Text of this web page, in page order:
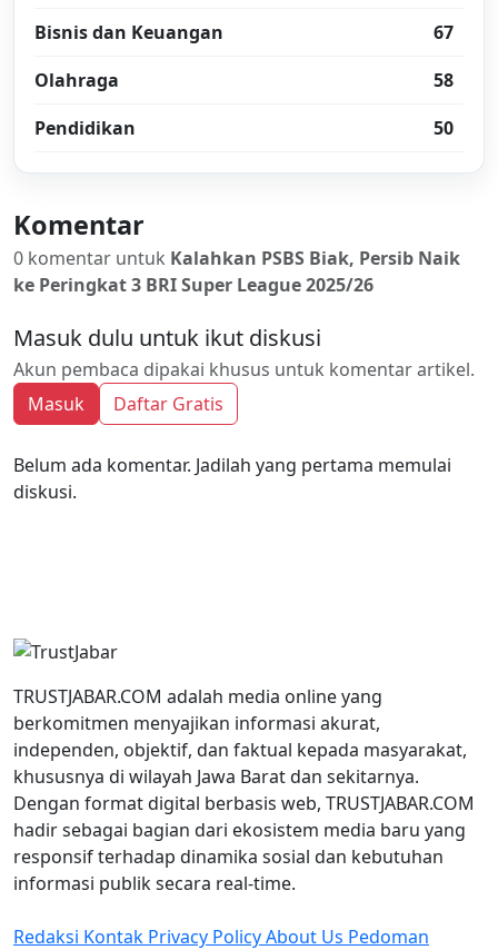
Bisnis dan Keuangan
67
Olahraga
58
Pendidikan
50
Komentar
0 komentar untuk Kalahkan PSBS Biak, Persib Naik
ke Peringkat 3 BRI Super League 2025/26
Masuk dulu untuk ikut diskusi
Akun pembaca dipakai khusus untuk komentar artikel.
Masuk
Daftar Gratis
Belum ada komentar. Jadilah yang pertama memulai
diskusi.
TRUSTJABAR.COM adalah media online yang
berkomitmen menyajikan informasi akurat,
independen, objektif, dan faktual kepada masyarakat,
khususnya di wilayah Jawa Barat dan sekitarnya.
Dengan format digital berbasis web, TRUSTJABAR.COM
hadir sebagai bagian dari ekosistem media baru yang
responsif terhadap dinamika sosial dan kebutuhan
informasi publik secara real-time.
Redaksi Kontak Privacy PolicyAbout Us Pedoman